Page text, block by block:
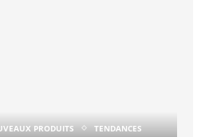
PRODUITS TENDANCES